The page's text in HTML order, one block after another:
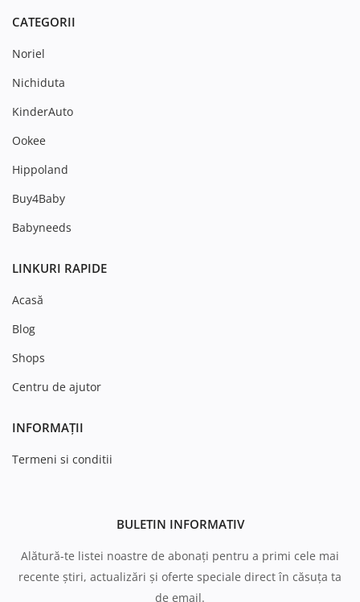
CATEGORII
Noriel
Nichiduta
KinderAuto
Ookee
Hippoland
Buy4Baby
Babyneeds
LINKURI RAPIDE
Acasă
Blog
Shops
Centru de ajutor
INFORMAȚII
Termeni si conditii
BULETIN INFORMATIV
Alătură-te listei noastre de abonați pentru a primi cele mai
recente știri, actualizări și oferte speciale direct în căsuța ta
de email.